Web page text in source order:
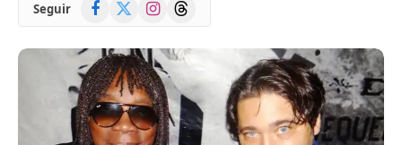
Seguir
(Twitter)